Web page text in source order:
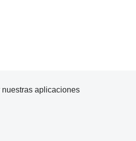
nuestras aplicaciones